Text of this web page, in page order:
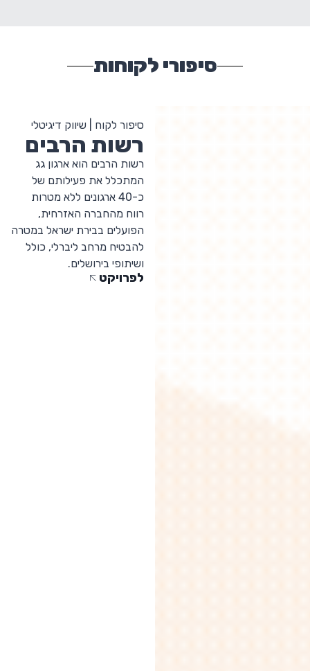
סיפורי לקוחות
סיפור לקוח | שיווק דיגיטלי
רשות הרבים
רשות הרבים הוא ארגון גג
המתכלל את פעילותם של
כ-40 ארגונים ללא מטרות
רווח מהחברה האזרחית,
הפועלים בבירת ישראל במטרה
להבטיח מרחב ליברלי, כולל
ושיתופי בירושלים.
לפרויקט